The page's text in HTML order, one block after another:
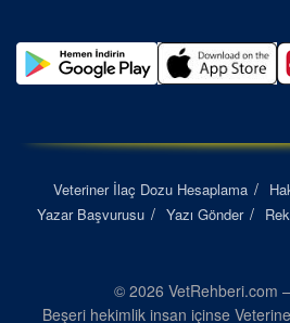
Veteriner İlaç Dozu Hesaplama
Yazar Başvurusu
Yazı Gönder
© 2026 VetRehberi.com
Beşeri hekimlik insan içinse